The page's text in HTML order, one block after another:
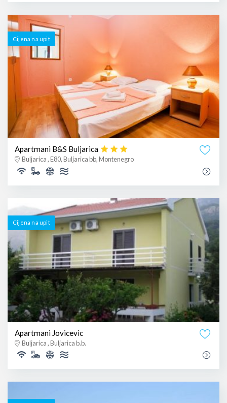
Cijena na upit
Apartmani B&S Buljarica
Buljarica , E80, Buljarica bb, Montenegro
Cijena na upit
Apartmani Jovicevic
Buljarica , Buljarica b.b.